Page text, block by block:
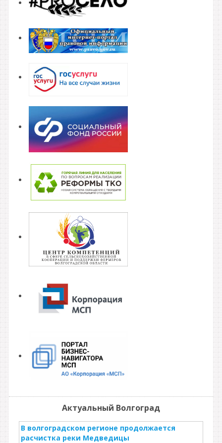
Актуальный Волгоград
В волгоградском регионе продолжается
расчистка реки Медведицы